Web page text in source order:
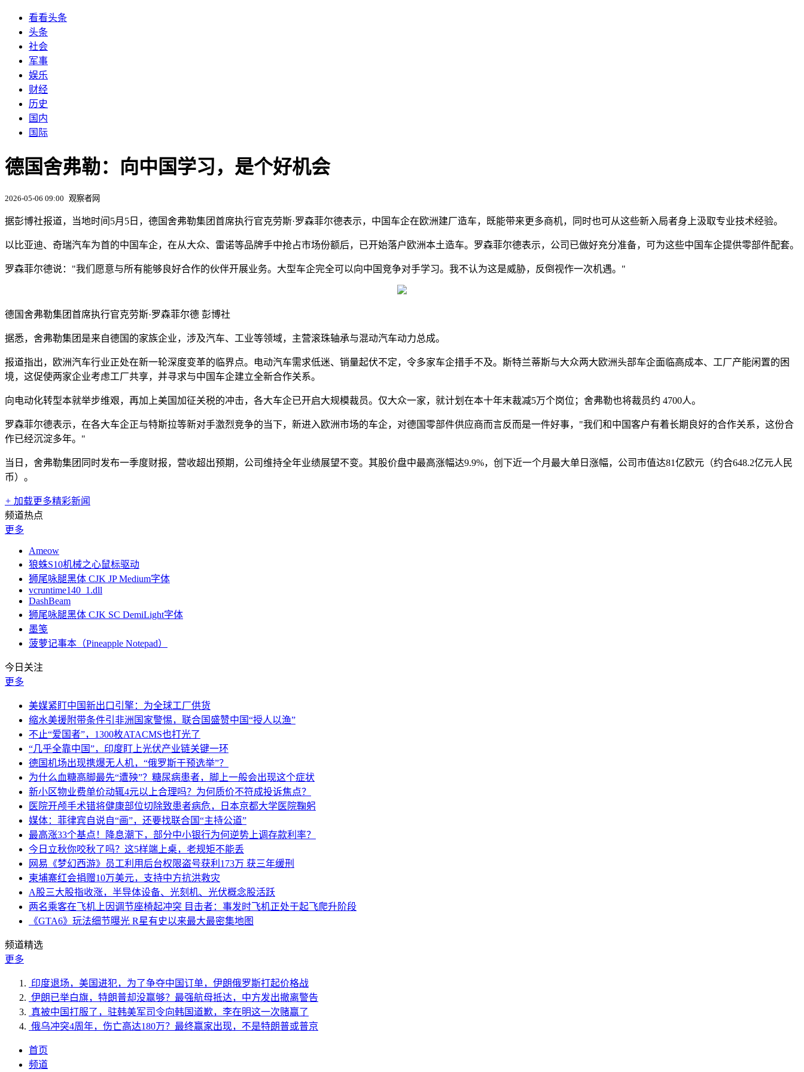
看看头条
头条
社会
军事
娱乐
财经
历史
国内
国际
德国舍弗勒：向中国学习，是个好机会
2026-05-06 09:00 观察者网
据彭博社报道，当地时间5月5日，德国舍弗勒集团首席执行官克劳斯·罗森菲尔德表示，中国车企在欧洲建厂造车，既能带来更多商机，同时也可从这些新入局者身上汲取专业技术经验。
以比亚迪、奇瑞汽车为首的中国车企，在从大众、雷诺等品牌手中抢占市场份额后，已开始落户欧洲本土造车。罗森菲尔德表示，公司已做好充分准备，可为这些中国车企提供零部件配套。
罗森菲尔德说："我们愿意与所有能够良好合作的伙伴开展业务。大型车企完全可以向中国竞争对手学习。我不认为这是威胁，反倒视作一次机遇。"
德国舍弗勒集团首席执行官克劳斯·罗森菲尔德 彭博社
据悉，舍弗勒集团是来自德国的家族企业，涉及汽车、工业等领域，主营滚珠轴承与混动汽车动力总成。
报道指出，欧洲汽车行业正处在新一轮深度变革的临界点。电动汽车需求低迷、销量起伏不定，令多家车企措手不及。斯特兰蒂斯与大众两大欧洲头部车企面临高成本、工厂产能闲置的困
境，这促使两家企业考虑工厂共享，并寻求与中国车企建立全新合作关系。
向电动化转型本就举步维艰，再加上美国加征关税的冲击，各大车企已开启大规模裁员。仅大众一家，就计划在本十年末裁减5万个岗位；舍弗勒也将裁员约 4700人。
罗森菲尔德表示，在各大车企正与特斯拉等新对手激烈竞争的当下，新进入欧洲市场的车企，对德国零部件供应商而言反而是一件好事，"我们和中国客户有着长期良好的合作关系，这份合
作已经沉淀多年。"
当日，舍弗勒集团同时发布一季度财报，营收超出预期，公司维持全年业绩展望不变。其股价盘中最高涨幅达9.9%，创下近一个月最大单日涨幅，公司市值达81亿欧元（约合648.2亿元人民
币）。
+ 加载更多精彩新闻
频道热点
更多
Ameow
狼蛛S10机械之心鼠标驱动
狮尾咏腿黑体 CJK JP Medium字体
vcruntime140_1.dll
DashBeam
狮尾咏腿黑体 CJK SC DemiLight字体
墨笺
菠萝记事本（Pineapple Notepad）
今日关注
更多
美媒紧盯中国新出口引擎：为全球工厂供货
缩水美援附带条件引非洲国家警惕，联合国盛赞中国“授人以渔”
不止“爱国者”，1300枚ATACMS也打光了
“几乎全靠中国”，印度盯上光伏产业链关键一环
德国机场出现携爆无人机，“俄罗斯干预选举”？
为什么血糖高脚最先“遭殃”？糖尿病患者，脚上一般会出现这个症状
新小区物业费单价动辄4元以上合理吗？为何质价不符成投诉焦点？
医院开颅手术错将健康部位切除致患者病危，日本京都大学医院鞠躬
媒体：菲律宾自说自“画”，还要找联合国“主持公道”
最高涨33个基点！降息潮下，部分中小银行为何逆势上调存款利率？
今日立秋你咬秋了吗？这5样端上桌，老规矩不能丢
网易《梦幻西游》员工利用后台权限盗号获利173万 获三年缓刑
柬埔寨红会捐赠10万美元，支持中方抗洪救灾
A股三大股指收涨，半导体设备、光刻机、光伏概念股活跃
两名乘客在飞机上因调节座椅起冲突 目击者：事发时飞机正处于起飞爬升阶段
《GTA6》玩法细节曝光 R星有史以来最大最密集地图
频道精选
更多
印度退场，美国进犯，为了争夺中国订单，伊朗俄罗斯打起价格战
伊朗已举白旗，特朗普却没赢够？最强航母抵达，中方发出撤离警告
真被中国打服了，驻韩美军司令向韩国道歉，李在明这一次赌赢了
俄乌冲突4周年，伤亡高达180万？最终赢家出现，不是特朗普或普京
首页
频道